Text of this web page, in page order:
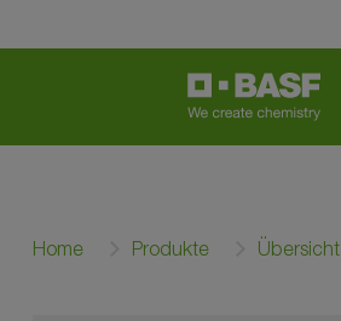
Home Produkte Übersicht